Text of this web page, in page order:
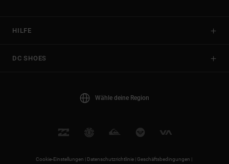
HILFE
DC SHOES
Wähle deine Region
Cookie-Einstellungen | Datenschutzrichtlinie |Geschäftsbedingungen |